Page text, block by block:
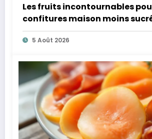
Les fruits incontournables
confitures maison moins
plus légères
5 Août 2026